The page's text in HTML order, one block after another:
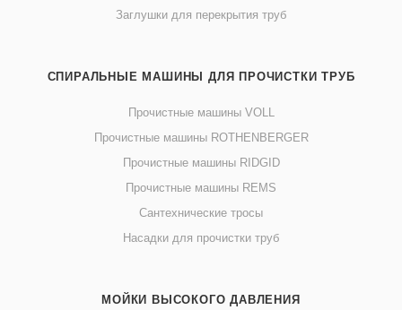
Заглушки для перекрытия труб
СПИРАЛЬНЫЕ МАШИНЫ ДЛЯ ПРОЧИСТКИ ТРУБ
Прочистные машины VOLL
Прочистные машины ROTHENBERGER
Прочистные машины RIDGID
Прочистные машины REMS
Сантехнические тросы
Насадки для прочистки труб
МОЙКИ ВЫСОКОГО ДАВЛЕНИЯ